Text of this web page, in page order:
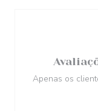
Apenas os